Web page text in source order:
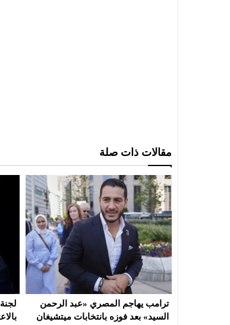
مقالات ذات صلة
لجنة برلمانية هندية تطالب زوكربرغ
بالاعتذار بعد حذف ميتا فيديو لمودي